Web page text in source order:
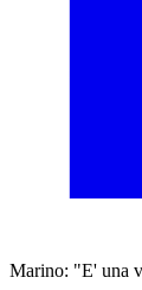
Marino: "E' una